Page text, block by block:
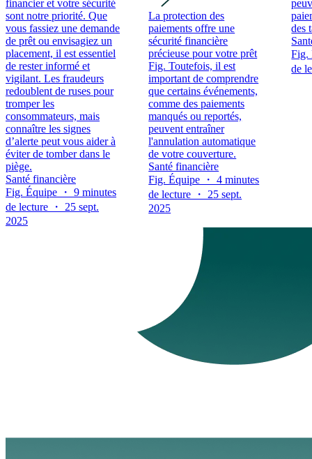
financier et votre sécurité
sont notre priorité. Que
vous fassiez une demande
de prêt ou envisagiez un
placement, il est essentiel
de rester informé et
vigilant. Les fraudeurs
redoublent de ruses pour
tromper les
consommateurs, mais
connaître les signes
d’alerte peut vous aider à
éviter de tomber dans le
piège.
Santé financière
Fig. Équipe ・ 9 minutes
de lecture ・ 25 sept.
2025
La protection des
paiements offre une
sécurité financière
précieuse pour votre prêt
Fig. Toutefois, il est
important de comprendre
que certains événements,
comme des paiements
manqués ou reportés,
peuvent entraîner
l'annulation automatique
de votre couverture.
Santé financière
Fig. Équipe ・ 4 minutes
de lecture ・ 25 sept.
2025
des
Fig.
de